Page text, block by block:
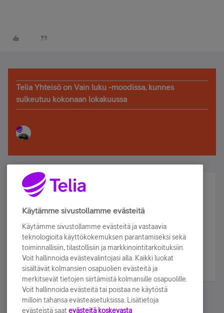
Telia Yhteisö on Vain luku -moodissa, kunnes
sulkeutuu kokonaan lokakuussa
Älä jää paitsi – osallistu ja voita!
Tilaa Telian uutiskirje ja olet mukana arvonnassa.
sähköpostiisi.
Tilaa nyt
Käytämme sivustollamme evästeitä
Käytämme sivustollamme evästeitä ja vastaavia
teknologioita käyttökokemuksen parantamiseksi sekä
toiminnallisiin, tilastollisiin ja markkinointitarkoituksiin.
Voit hallinnoida evästevalintojasi alla. Kaikki luokat
sisältävät kolmansien osapuolien evästeitä ja
merkitsevät tietojen siirtämistä kolmansille osapuolille.
Voit hallinnoida evästeitä tai poistaa ne käytöstä
milloin tahansa evästeasetuksissa. Lisätietoja
evästeistä saat evästeitä koskevasta